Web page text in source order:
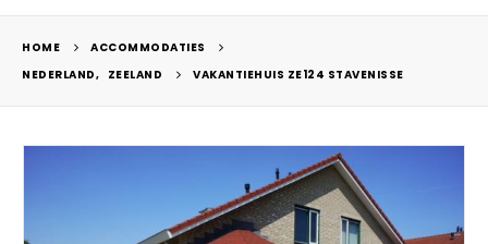
HOME
ACCOMMODATIES
NEDERLAND, ZEELAND VAKANTIEHUIS ZE124 STAVENISSE